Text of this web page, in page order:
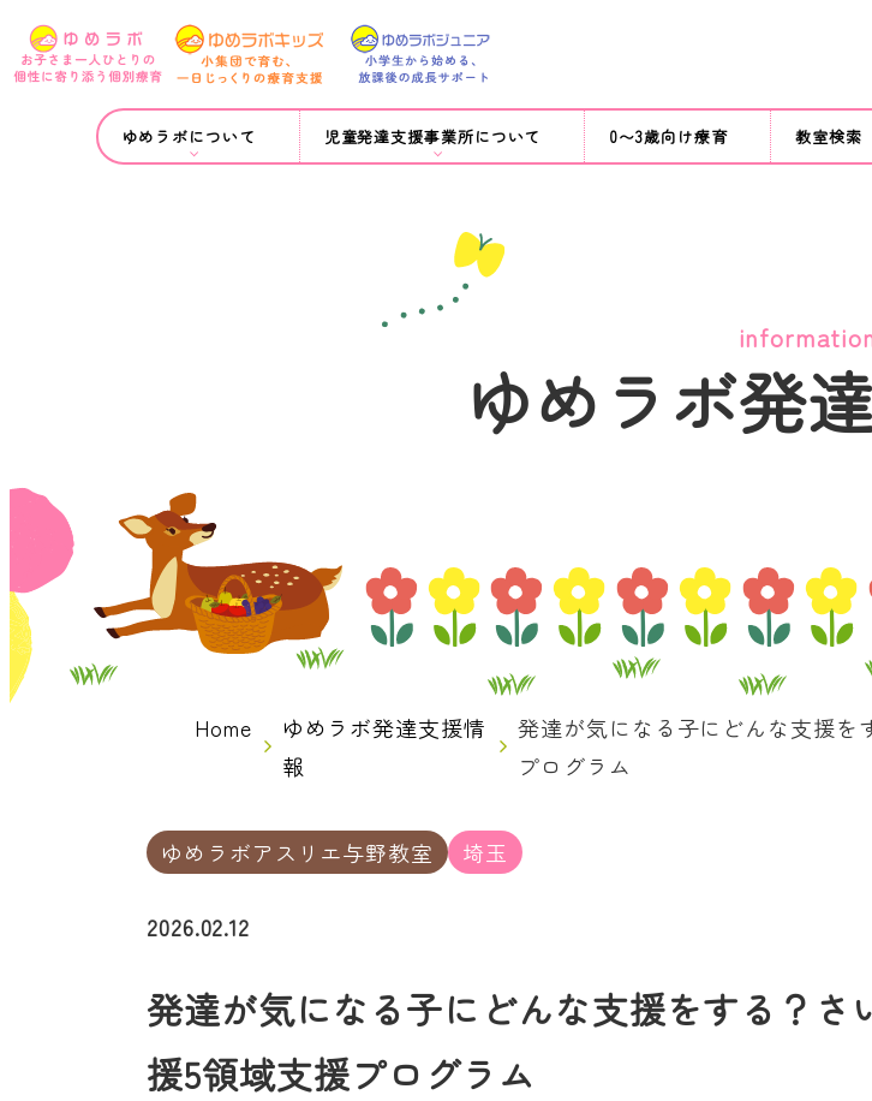
ゆめラボについて 児童発達支援事業所について 0〜3歳向け療育 教室検索
ゆめラボ発
Home
ゆめラボ発達支援情
報
発達が気になる子にどんな支援を
プログラム
ゆめラボアスリエ与野教室 埼玉
2026.02.12
発達が気になる子にどんな支援をする？
援5領域支援プログラム